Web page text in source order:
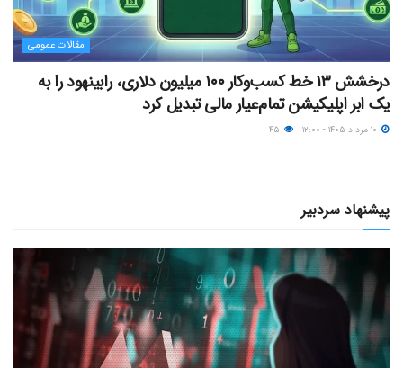
مقالات عمومی
درخشش ۱۳ خط کسب‌وکار ۱۰۰ میلیون دلاری، رابینهود را به
یک ابر اپلیکیشن تمام‌عیار مالی تبدیل کرد
پیشنهاد سردبیر